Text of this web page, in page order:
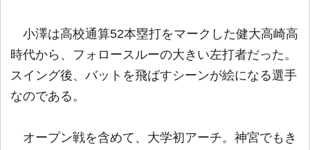
小澤は高校通算52本塁打をマークした健大高崎高
時代から、フォロースルーの大きい左打者だった。
スイング後、バットを飛ばすシーンが絵になる選手
なのである。
オープン戦を含めて、大学初アーチ。神宮でもき